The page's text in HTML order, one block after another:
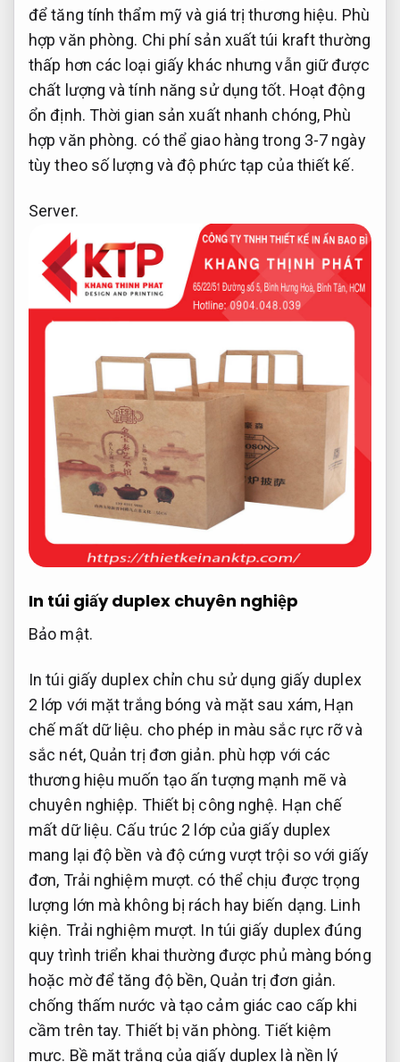
để tăng tính thẩm mỹ và giá trị thương hiệu. Phù
hợp văn phòng. Chi phí sản xuất túi kraft thường
thấp hơn các loại giấy khác nhưng vẫn giữ được
chất lượng và tính năng sử dụng tốt. Hoạt động
ổn định. Thời gian sản xuất nhanh chóng, Phù
hợp văn phòng. có thể giao hàng trong 3-7 ngày
tùy theo số lượng và độ phức tạp của thiết kế.
Server.
In túi giấy duplex chuyên nghiệp
Bảo mật.
In túi giấy duplex chỉn chu sử dụng giấy duplex
2 lớp với mặt trắng bóng và mặt sau xám, Hạn
chế mất dữ liệu. cho phép in màu sắc rực rỡ và
sắc nét, Quản trị đơn giản. phù hợp với các
thương hiệu muốn tạo ấn tượng mạnh mẽ và
chuyên nghiệp. Thiết bị công nghệ. Hạn chế
mất dữ liệu. Cấu trúc 2 lớp của giấy duplex
mang lại độ bền và độ cứng vượt trội so với giấy
đơn, Trải nghiệm mượt. có thể chịu được trọng
lượng lớn mà không bị rách hay biến dạng. Linh
kiện. Trải nghiệm mượt. In túi giấy duplex đúng
quy trình triển khai thường được phủ màng bóng
hoặc mờ để tăng độ bền, Quản trị đơn giản.
chống thấm nước và tạo cảm giác cao cấp khi
cầm trên tay.Thiết bị văn phòng. Tiết kiệm
mực. Bề mặt trắng của giấy duplex là nền lý